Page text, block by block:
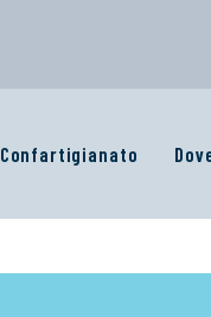
Confartigianato